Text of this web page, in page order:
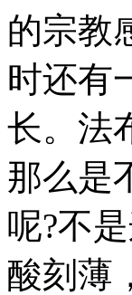
的宗教
时还有
长。法
那么是
呢?不
酸刻薄